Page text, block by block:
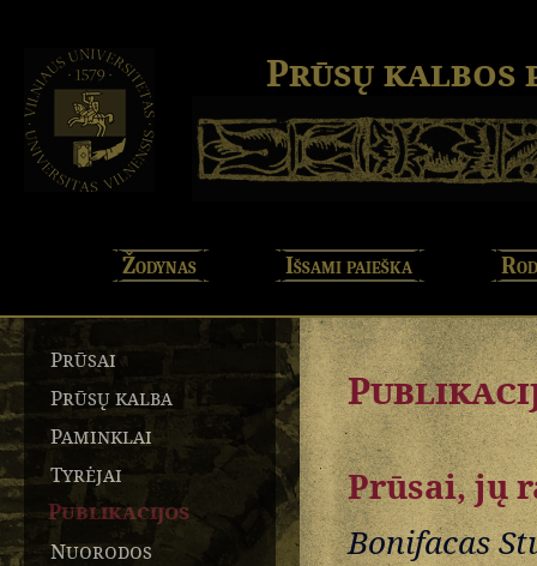
Prūsų kalbos
Žodynas Išsami paieška
Prūsai
Prūsų kalba
Paminklai
Tyrėjai
Publikacijos
Nuorodos
Prūsai, jų
Bonifacas